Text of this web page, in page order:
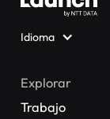
Idioma
Explorar
Trabajo